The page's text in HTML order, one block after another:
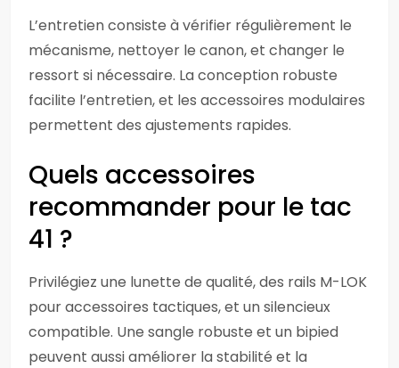
L’entretien consiste à vérifier régulièrement le
mécanisme, nettoyer le canon, et changer le
ressort si nécessaire. La conception robuste
facilite l’entretien, et les accessoires modulaires
permettent des ajustements rapides.
Quels accessoires
recommander pour le tac
41 ?
Privilégiez une lunette de qualité, des rails M-LOK
pour accessoires tactiques, et un silencieux
compatible. Une sangle robuste et un bipied
peuvent aussi améliorer la stabilité et la